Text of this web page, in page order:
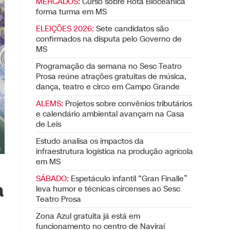
forma turma em MS
ELEIÇÕES 2026: Sete candidatos são
confirmados na disputa pelo Governo de
MS
Programação da semana no Sesc Teatro
Prosa reúne atrações gratuitas de música,
dança, teatro e circo em Campo Grande
ALEMS: Projetos sobre convênios tributários
e calendário ambiental avançam na Casa
de Leis
Estudo analisa os impactos da
infraestrutura logística na produção agrícola
em MS
SÁBADO: Espetáculo infantil “Gran Finalle”
leva humor e técnicas circenses ao Sesc
Teatro Prosa
Zona Azul gratuita já está em
funcionamento no centro de Naviraí